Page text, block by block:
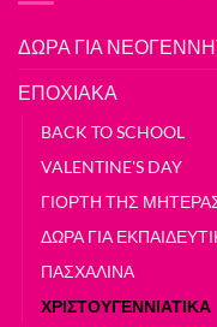
ΔΩΡΑ ΓΙΑ
ΕΠΟΧΙΑΚΑ
BACK TO SCHOOL
VALENTINE'S DAY
ΓΙΟΡΤΗ ΤΗΣ
ΔΩΡΑ ΓΙΑ
ΠΑΣΧΑΛΙΝΑ
ΧΡΙΣΤΟΥΓΕΝΝΙΑΤΙΚΑ